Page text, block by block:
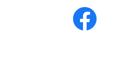
工事不要！置くだけWi-Fiの特